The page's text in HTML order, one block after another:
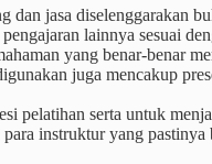
dan jasa diselenggarakan
lainnya sesuai
yang benar-benar
juga mencakup
pelatihan serta untuk
instruktur yang